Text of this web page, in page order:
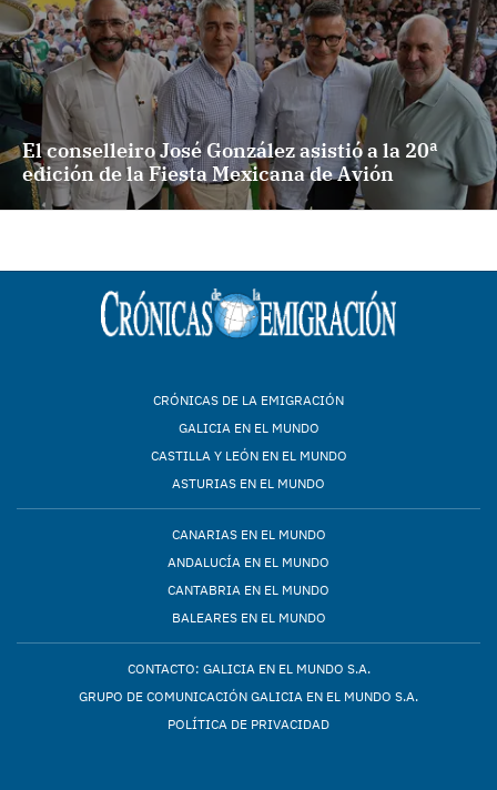
El conselleiro José González asistió a la 20ª
edición de la Fiesta Mexicana de Avión
CRÓNICAS DE LA EMIGRACIÓN
GALICIA EN EL MUNDO
CASTILLA Y LEÓN EN EL MUNDO
ASTURIAS EN EL MUNDO
CANARIAS EN EL MUNDO
ANDALUCÍA EN EL MUNDO
CANTABRIA EN EL MUNDO
BALEARES EN EL MUNDO
CONTACTO: GALICIA EN EL MUNDO S.A.
GRUPO DE COMUNICACIÓN GALICIA EN EL MUNDO S.A.
POLÍTICA DE PRIVACIDAD